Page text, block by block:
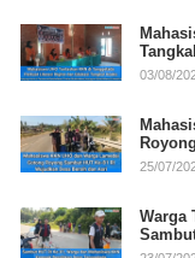
03/08/
25/07/
Warga